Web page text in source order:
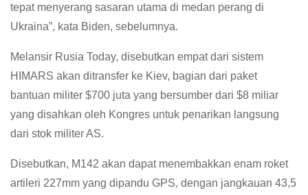
tepat menyerang sasaran utama di medan perang di
Ukraina”, kata Biden, sebelumnya.
Melansir Rusia Today, disebutkan empat dari sistem
HIMARS akan ditransfer ke Kiev, bagian dari paket
bantuan militer $700 juta yang bersumber dari $8 miliar
yang disahkan oleh Kongres untuk penarikan langsung
dari stok militer AS.
Disebutkan, M142 akan dapat menembakkan enam roket
artileri 227mm yang dipandu GPS, dengan jangkauan 43,5